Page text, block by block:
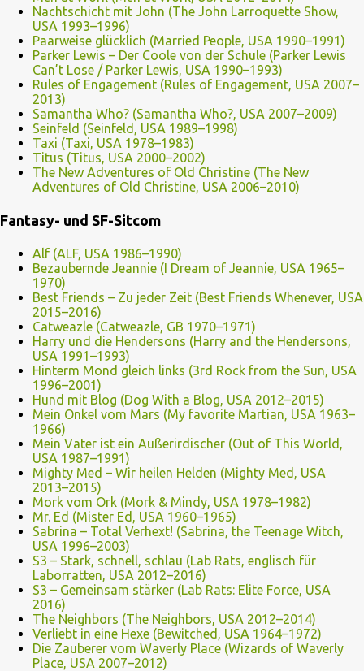
Nachtschicht mit John (The John Larroquette Show,
USA 1993–1996)
Paarweise glücklich (Married People, USA 1990–1991)
Parker Lewis – Der Coole von der Schule (Parker Lewis
Can’t Lose / Parker Lewis, USA 1990–1993)
Rules of Engagement (Rules of Engagement, USA 2007–
2013)
Samantha Who? (Samantha Who?, USA 2007–2009)
Seinfeld (Seinfeld, USA 1989–1998)
Taxi (Taxi, USA 1978–1983)
Titus (Titus, USA 2000–2002)
The New Adventures of Old Christine (The New
Adventures of Old Christine, USA 2006–2010)
Fantasy- und SF-Sitcom
Alf (ALF, USA 1986–1990)
Bezaubernde Jeannie (I Dream of Jeannie, USA 1965–
1970)
Best Friends – Zu jeder Zeit (Best Friends Whenever, USA
2015–2016)
Catweazle (Catweazle, GB 1970–1971)
Harry und die Hendersons (Harry and the Hendersons,
USA 1991–1993)
Hinterm Mond gleich links (3rd Rock from the Sun, USA
1996–2001)
Hund mit Blog (Dog With a Blog, USA 2012–2015)
Mein Onkel vom Mars (My favorite Martian, USA 1963–
1966)
Mein Vater ist ein Außerirdischer (Out of This World,
USA 1987–1991)
Mighty Med – Wir heilen Helden (Mighty Med, USA
2013–2015)
Mork vom Ork (Mork & Mindy, USA 1978–1982)
Mr. Ed (Mister Ed, USA 1960–1965)
Sabrina – Total Verhext! (Sabrina, the Teenage Witch,
USA 1996–2003)
S3 – Stark, schnell, schlau (Lab Rats, englisch für
Laborratten, USA 2012–2016)
S3 – Gemeinsam stärker (Lab Rats: Elite Force, USA
2016)
The Neighbors (The Neighbors, USA 2012–2014)
Verliebt in eine Hexe (Bewitched, USA 1964–1972)
Die Zauberer vom Waverly Place (Wizards of Waverly
Place, USA 2007–2012)